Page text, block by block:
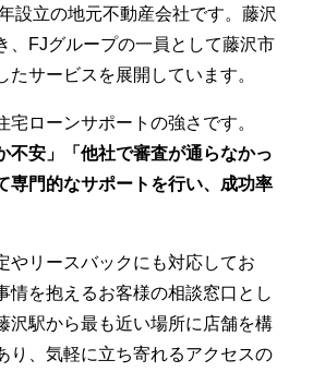
設立の地元不動産会社です。藤沢
、FJグループの一員として藤沢市
たサービスを展開しています。
宅ローンサポートの強さです。
不安」「他社で審査が通らなかっ
専門的なサポートを行い、成功率
やリースバックにも対応してお
情を抱えるお客様の相談窓口とし
沢駅から最も近い場所に店舗を構
り、気軽に立ち寄れるアクセスの